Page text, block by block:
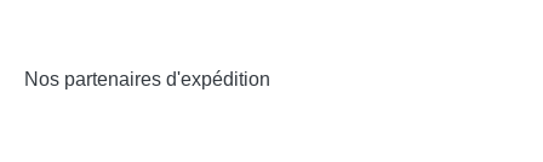
Nos partenaires d'expédition